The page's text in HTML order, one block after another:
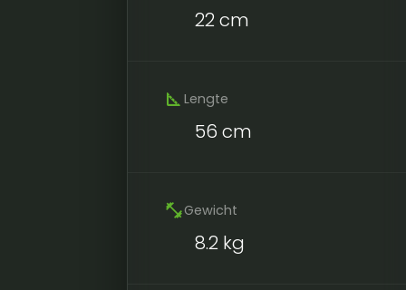
22 cm
square_foot Lengte
56 cm
fitness_centerGewicht
8.2 kg